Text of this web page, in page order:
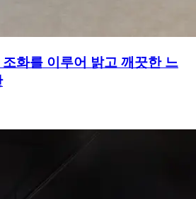
화를 이루어 밝고 깨끗한 느